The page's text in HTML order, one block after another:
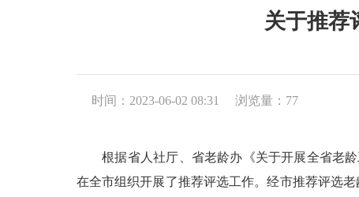
关于推荐
时间：2023-06-02 08:31 浏览量： 77
根据省人社厅、省老龄办《关于开展全省老龄
在全市组织开展了推荐评选工作。经市推荐评选